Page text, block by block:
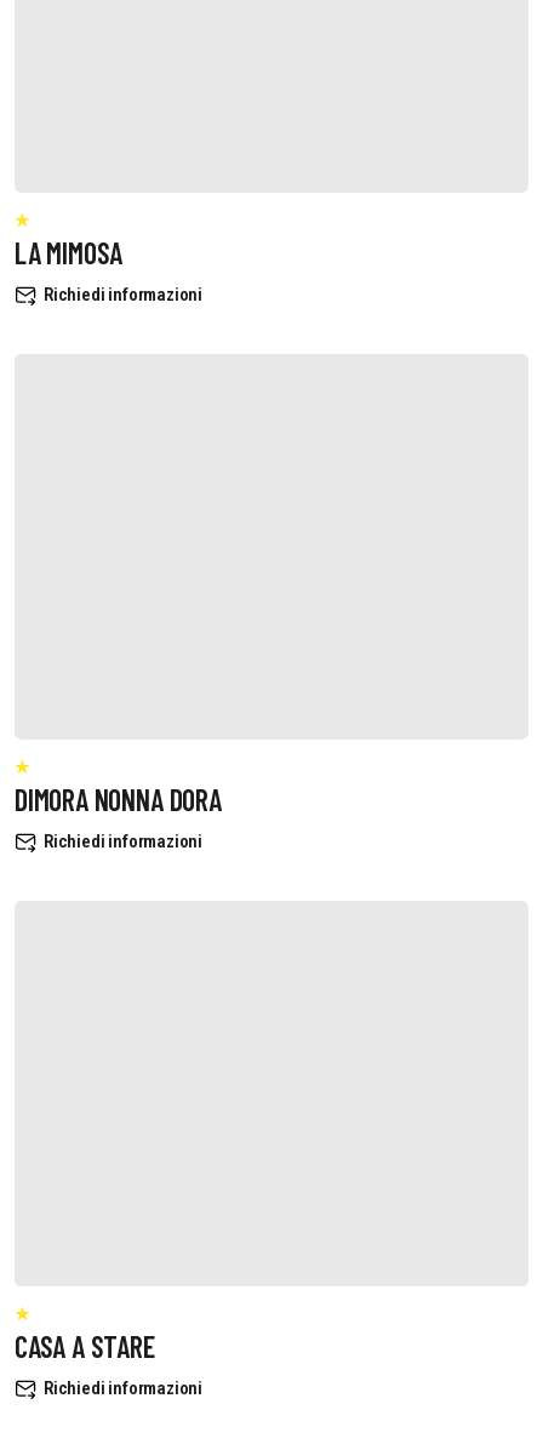
LA MIMOSA
Richiedi informazioni
DIMORA NONNA DORA
Richiedi informazioni
CASA A STARE
Richiedi informazioni